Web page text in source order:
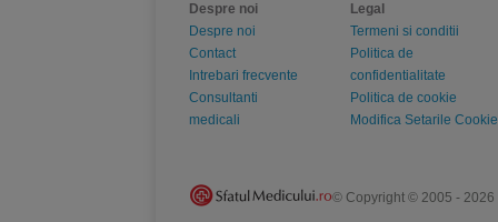
Despre noi
Despre noi
Contact
Intrebari frecvente
Consultanti
medicali
Legal
Termeni si conditii
Politica de
confidentialitate
Politica de cookie
Modifica Setarile Cookie
© Copyright © 2005 - 2026